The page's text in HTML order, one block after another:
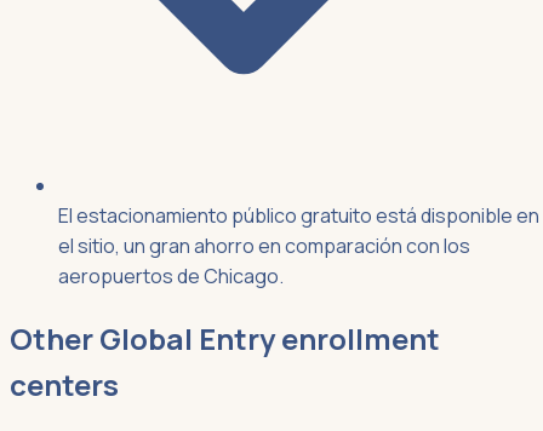
El estacionamiento público gratuito está disponible en
el sitio, un gran ahorro en comparación con los
aeropuertos de Chicago.
OtherGlobal Entryenrollment
centers